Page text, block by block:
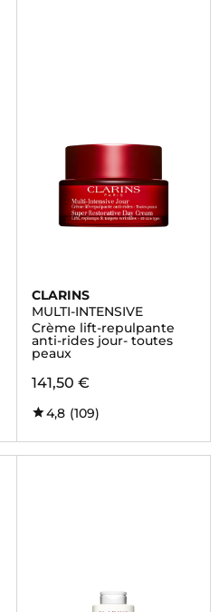
CLARINS
MULTI-INTENSIVE
Crème lift-repulpante
anti-rides jour- toutes
peaux
141,50 €
4,8 (109)